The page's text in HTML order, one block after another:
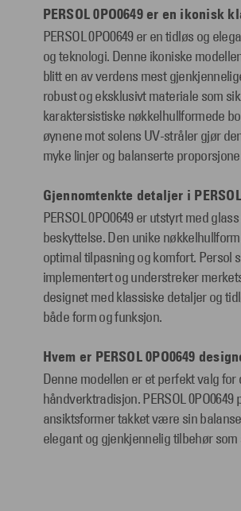
PERSOL 0PO0649 er en ikonisk
PERSOL 0PO0649 er en tidløs og
og teknologi. Denne ikoniske
blitt en av verdens mest
robust og eksklusivt materiale som
karaktersistiske nøkkelhullformede
øynene mot solens UV-stråler gjør
myke linjer og balanserte
Gjennomtenkte detaljer i PERSOL
PERSOL 0PO0649 er utstyrt med
beskyttelse. Den unike
optimal tilpasning og komfort. Persol
implementert og understreker
designet med klassiske detaljer og
både form og funksjon.
Hvem er PERSOL 0PO0649
Denne modellen er et perfekt valg for
håndverktradisjon. PERSOL
ansiktsformer takket være sin
elegant og gjenkjennelig tilbehør